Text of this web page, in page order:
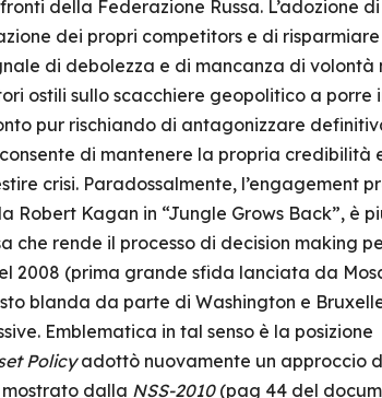
della Federazione Russa. L’adozione
dei propri competitors e di
di debolezza e di mancanza di volontà
ostili sullo scacchiere geopolitico a porre
pur rischiando di antagonizzare
di mantenere la propria credibilità
crisi. Paradossalmente, l’engagement
Kagan in “Jungle Grows Back”, è
che rende il processo di decision making
2008 (prima grande sfida lanciata da
blanda da parte di Washington e
Emblematica in tal senso è la posizione
Policyadottò nuovamente un approccio
mostrato dalla NSS-2010(pag 44 del